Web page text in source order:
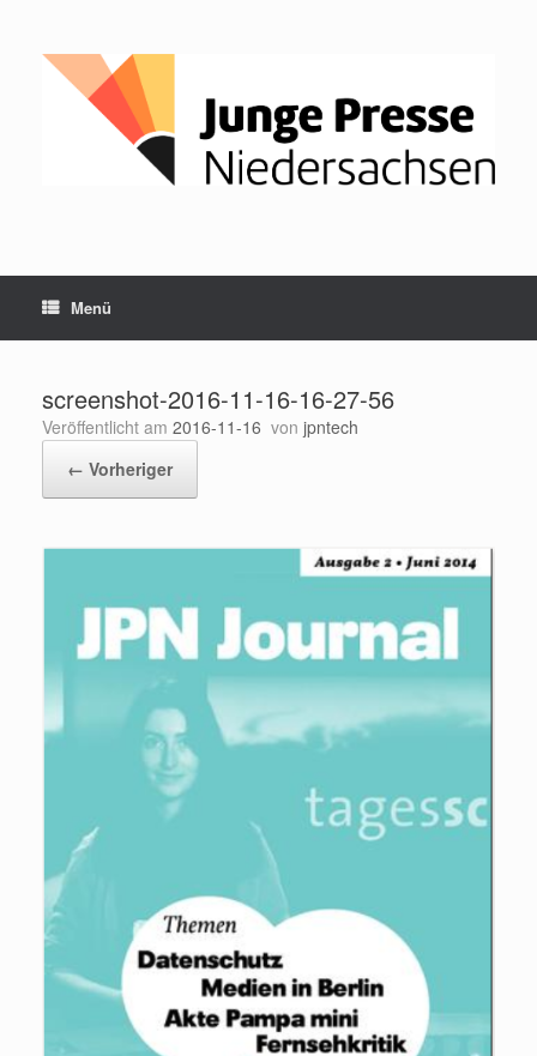
springen
Menü
screenshot-2016-11-16-16-27-56
Veröffentlicht am 2016-11-16 von jpntech
← Vorheriger